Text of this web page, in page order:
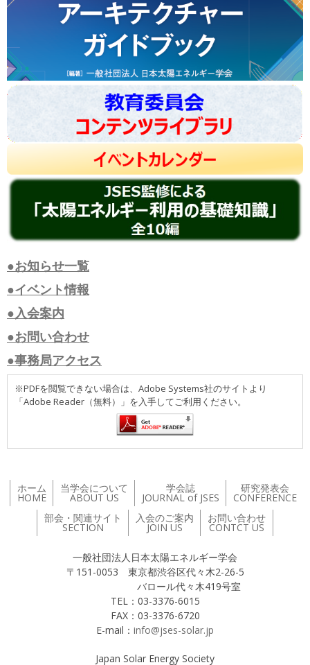
●お知らせ一覧
●イベント情報
●入会案内
●お問い合わせ
●事務局アクセス
※PDFを閲覧できない場合は、Adobe Systems社のサイトより
「Adobe Reader（無料）」を入手してご利用ください。
ホーム
HOME
当学会について
ABOUT US
学会誌
JOURNAL of JSES
研究発表会
CONFERENCE
部会・関連サイト
SECTION
入会のご案内
JOIN US
お問い合わせ
CONTCT US
一般社団法人日本太陽エネルギー学会
〒151-0053 東京都渋谷区代々木2-26-5
バロール代々木419号室
TEL：03-3376-6015
FAX：03-3376-6720
E-mail： info@jses-solar.jp
Japan Solar Energy Society